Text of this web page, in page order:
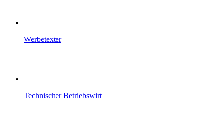
Werbetexter
Technischer Betriebswirt